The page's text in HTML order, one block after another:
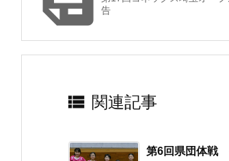
告
 関連記事
第6回県団体戦